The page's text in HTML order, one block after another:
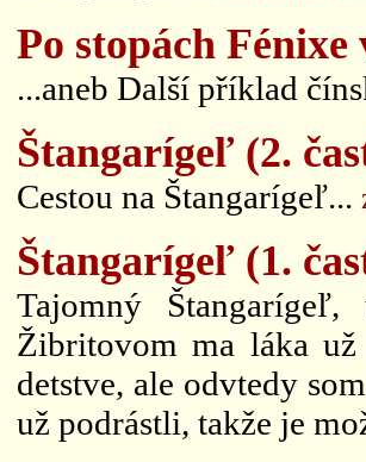
Po stopách
...aneb Další příklad
Štangarígeľ (2.
Cestou na Štangarígeľ...
Štangarígeľ (1.
Tajomný
Žibritovom ma láka
detstve, ale odvtedy
už podrástli, takže je